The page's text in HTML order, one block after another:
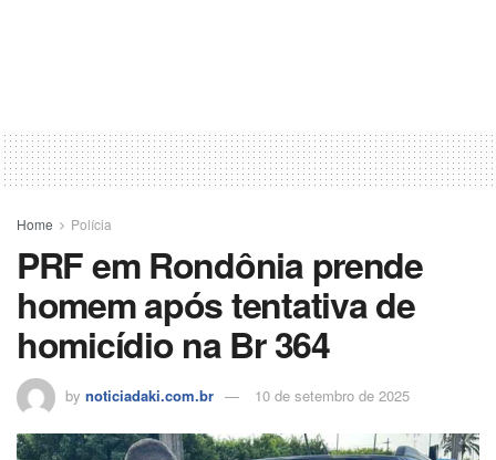
Home Polícia
PRF em Rondônia prende
homem após tentativa de
homicídio na Br 364
by noticiadaki.com.br 10 de setembro de 2025